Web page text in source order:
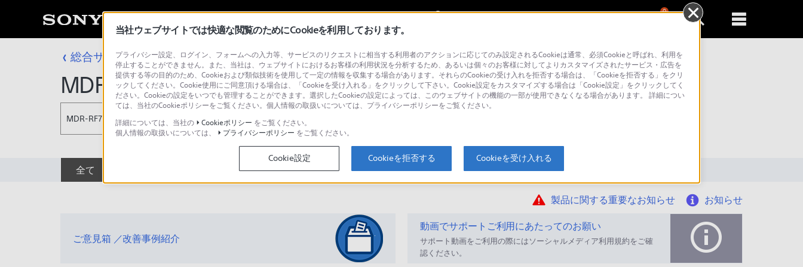
0
総合サポート・お問い合わせ RF ワイヤレスヘッドホン
MDR-RF7500
MDR-RF7500
全て 取扱説明書 Q&A
製品に関する重要なお知らせ お知らせ
ご意見箱 ／改善事例紹介
動画でサポートご利用にあたってのお願い
サポート動画をご利用の際にはソーシャルメディア利用規約をご確
認ください。
当社ウェブサイトでは快適な閲覧のためにCookieを利用しております。
プライバシー設定、ログイン、フォームへの入力等、サービスのリクエストに相当する利用者のアクションに応じてのみ設定されるCookieは通常、必須Cookieと呼ばれ、利用を
停止することができません。また、当社は、ウェブサイトにおけるお客様の利用状況を分析するため、あるいは個々のお客様に対してよりカスタマイズされたサービス・広告を
提供する等の目的のため、Cookieおよび類似技術を使用して一定の情報を収集する場合があります。それらのCookieの受け入れを拒否する場合は、「Cookieを拒否する」をクリ
ックしてください。Cookie使用にご同意頂ける場合は、「Cookieを受け入れる」をクリックして下さい。Cookie設定をカスタマイズする場合は「Cookie設定」をクリックしてく
ださい。Cookieの設定をいつでも管理することができます。選択したCookieの設定によっては、このウェブサイトの機能の一部が使用できなくなる場合があります。 詳細につい
ては、当社のCookieポリシーをご覧ください。個人情報の取扱いについては、プライバシーポリシーをご覧ください。
詳細については、当社の
Cookieポリシー をご覧ください。
個人情報の取扱いについては、
プライバシーポリシー をご覧ください。
Cookie設定 Cookieを拒否する Cookieを受け入れる